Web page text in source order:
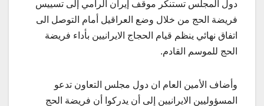
دول المجلس تستنكر موقف إيران الرامي إلى تسييس
فريضة الحج من خلال وضع العراقيل أمام التوصل الى
اتفاق نهائي ينظم قيام الحجاج الايرانيين بأداء فريضة
الحج للموسم القادم.
وأضاف الأمين العام ان دول مجلس التعاون تدعو
المسؤوليين الايرانيين إلى أن يدركوا أن فريضة الحج